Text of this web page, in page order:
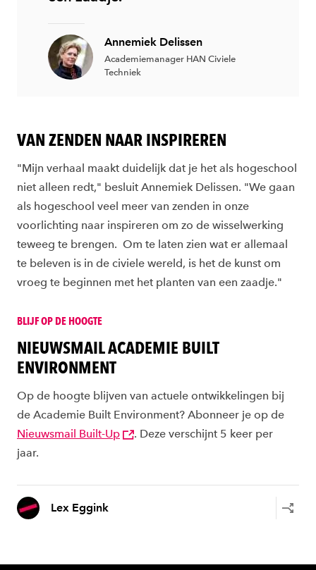
Annemiek Delissen
Academiemanager HAN Civiele
Techniek
VAN ZENDEN NAAR INSPIREREN
"Mijn verhaal maakt duidelijk dat je het als hogeschool
niet alleen redt," besluit Annemiek Delissen. "We gaan
als hogeschool veel meer van zenden in onze
voorlichting naar inspireren om zo de wisselwerking
teweeg te brengen. Om te laten zien wat er allemaal
te beleven is in de civiele wereld, is het de kunst om
vroeg te beginnen met het planten van een zaadje."
BLIJF OP DE HOOGTE
NIEUWSMAIL ACADEMIE BUILT
ENVIRONMENT
Op de hoogte blijven van actuele ontwikkelingen bij
de Academie Built Environment? Abonneer je op de
Nieuwsmail Built-Up
. Deze verschijnt 5 keer per
jaar.
Lex Eggink